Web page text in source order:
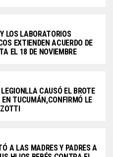
LOS LABORATORIOS
EXTIENDEN ACUERDO DE
EL 18 DE NOVIEMBRE
CAUSÓ EL BROTE
EN TUCUMÁN,CONFIRMÓ LE
A LAS MADRES Y PADRES A